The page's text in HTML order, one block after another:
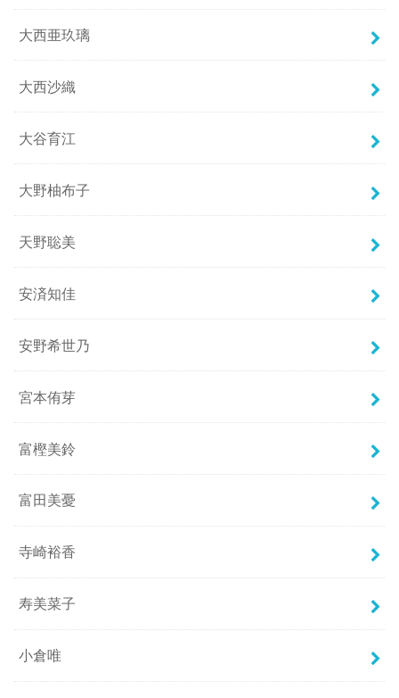
大西亜玖璃
大西沙織
大谷育江
大野柚布子
天野聡美
安済知佳
安野希世乃
宮本侑芽
富樫美鈴
富田美憂
寺崎裕香
寿美菜子
小倉唯